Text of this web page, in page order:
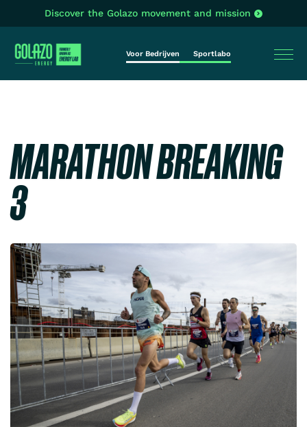
Discover the Golazo movement and mission
Voor Bedrijven Sportlabo
MARATHON BREAKING
3